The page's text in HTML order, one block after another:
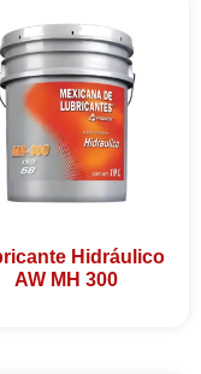
Hidráulico
AW MH 300